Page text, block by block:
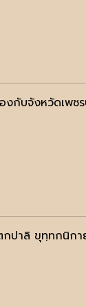
งกับจังหวัดเพช
ปาลิ ขุทฺทกนิก